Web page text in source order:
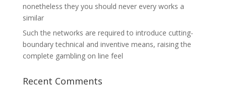
nonetheless they you should never every works a
similar
Such the networks are required to introduce cutting-
boundary technical and inventive means, raising the
complete gambling on line feel
Recent Comments